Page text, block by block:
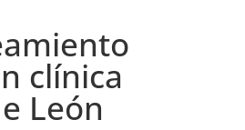
clínica
León